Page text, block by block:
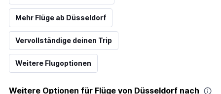
Mehr Flüge ab Düsseldorf
Vervollständige deinen Trip
Weitere Flugoptionen
Weitere Optionen für Flüge von Düsseldorf nach